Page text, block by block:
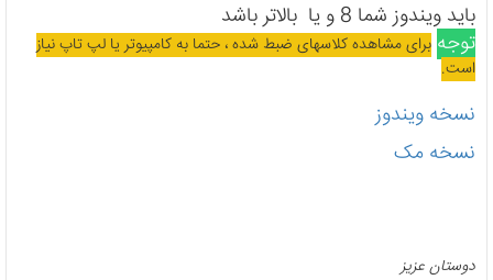
باید ویندوز شما 8 و یا بالاتر باشد
توجه برای مشاهده کلاسهای ضبط شده ، حتما به کامپیوتر یا لپ تاپ نیاز
است.
نسخه ویندوز
نسخه مک
دوستان عزیز